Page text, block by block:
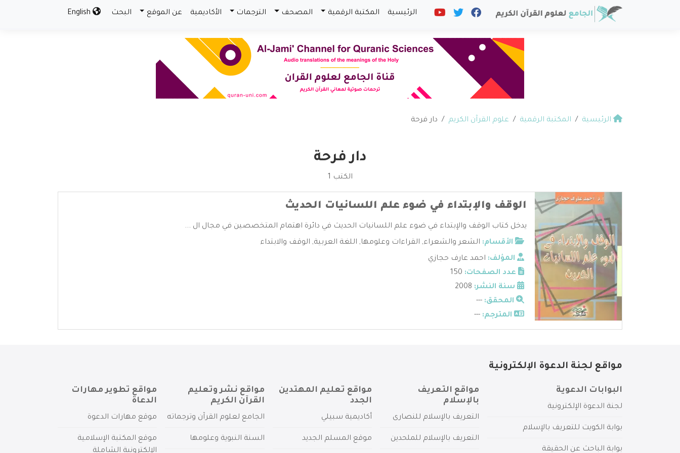
الرئيسية المكتبة الرقمية المصحف الترجمات الأكاديمية عن الموقع البحث
الرئيسية المكتبة الرقمية علوم القرآن الكريم دار فرحة
دار فرحة
الكتب 1
الوقف والإبتداء في ضوء علم اللسانيات الحديث
يدخل كتاب الوقف والإبتداء في ضوء علم اللسانيات الحديث في دائرة اهتمام المتخصصين في مجال ال ...
الأقسام: الشعر والشعراء, القراءات وعلومها, اللغة العربية, الوقف والابتداء
المؤلف: احمد عارف حجازي
عدد الصفحات:
سنة النشر:
المحقق: ---
المترجم: ---
مواقع لجنة الدعوة الإلكترونية
البوابات الدعوية
لجنة الدعوة الإلكترونية
بوابة الكويت للتعريف بالإسلام
بوابة الباحث عن الحقيقة
مواقع التعريف
بالإسلام
التعريف بالإسلام للنصارى
التعريف بالإسلام للملحدين
مواقع تعليم المهتدين
الجدد
أكاديمية سبيلي
موقع المسلم الجديد
مواقع نشر وتعليم
القرآن الكريم
الجامع لعلوم القرآن وترجماته
السنة النبوية وعلومها
مواقع تطوير مهارات
الدعاة
موقع مهارات الدعوة
موقع المكتبة الإسلامية
الإلكترونية الشاملة